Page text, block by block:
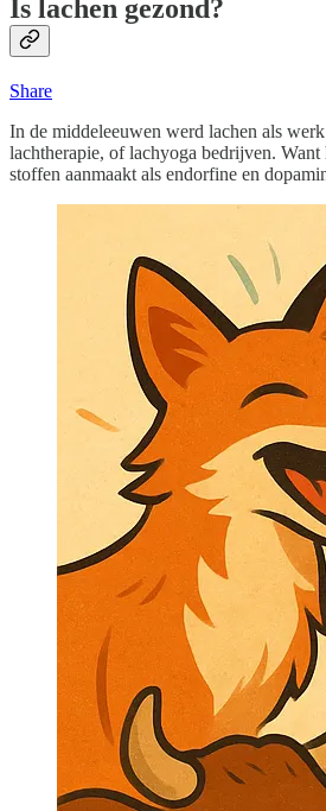
Is lachen gezond?
Share
In de middeleeuwen werd lachen als
lachtherapie, of lachyoga bedrijven.
stoffen aanmaakt als endorfine en